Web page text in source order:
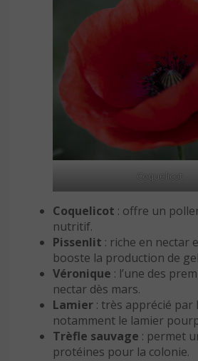
Coquelicot
Coquelicot : offre un
nutritif.
Pissenlit : riche en nectar
booste la production de
Véronique : l’une des
nectar dès mars.
Lamier : très apprécié par
notamment le lamier
Trèfle sauvage : permet
protéines pour la colonie.